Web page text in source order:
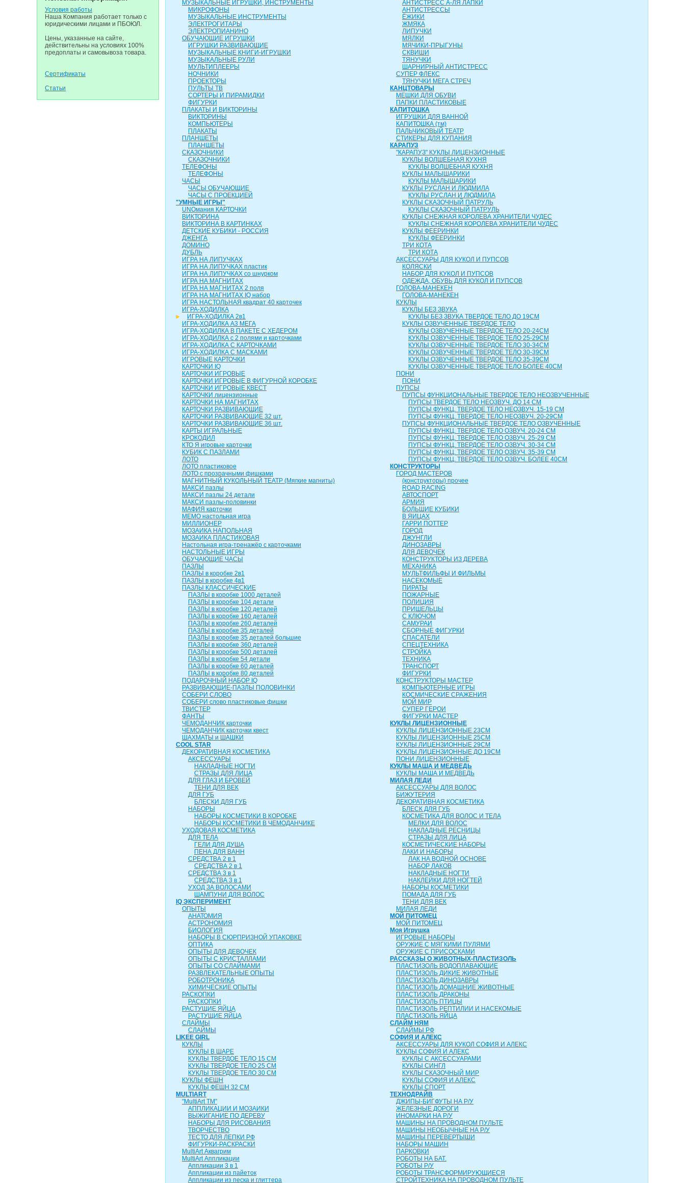
Условия работы
Наша Компания работает только с
юридическими лицами и ПБОЮЛ.
Цены, указанные на сайте,
действительны на условиях 100%
предоплаты и самовывоза товара.
Сертификаты
Статьи
МУЗЫКАЛЬНЫЕ ИГРУШКИ, ИНСТРУМЕНТЫ
МИКРОФОНЫ
МУЗЫКАЛЬНЫЕ ИНСТРУМЕНТЫ
ЭЛЕКТРОГИТАРЫ
ЭЛЕКТРОПИАНИНО
ОБУЧАЮЩИЕ ИГРУШКИ
ИГРУШКИ РАЗВИВАЮЩИЕ
МУЗЫКАЛЬНЫЕ КНИГИ-ИГРУШКИ
МУЗЫКАЛЬНЫЕ РУЛИ
МУЛЬТИПЛЕЕРЫ
НОЧНИКИ
ПРОЕКТОРЫ
ПУЛЬТЫ ТВ
СОРТЕРЫ И ПИРАМИДКИ
ФИГУРКИ
ПЛАКАТЫ И ВИКТОРИНЫ
ВИКТОРИНЫ
КОМПЬЮТЕРЫ
ПЛАКАТЫ
ПЛАНШЕТЫ
ПЛАНШЕТЫ
СКАЗОЧНИКИ
СКАЗОЧНИКИ
ТЕЛЕФОНЫ
ТЕЛЕФОНЫ
ЧАСЫ
ЧАСЫ ОБУЧАЮЩИЕ
ЧАСЫ С ПРОЕКЦИЕЙ
"УМНЫЕ ИГРЫ"
UNOмания КАРТОЧКИ
ВИКТОРИНА
ВИКТОРИНА В КАРТИНКАХ
ДЕТСКИЕ КУБИКИ - РОССИЯ
ДЖЕНГА
ДОМИНО
ДУБЛЬ
ИГРА НА ЛИПУЧКАХ
ИГРА НА ЛИПУЧКАХ пластик
ИГРА НА ЛИПУЧКАХ со шнурком
ИГРА НА МАГНИТАХ
ИГРА НА МАГНИТАХ 2 поля
ИГРА НА МАГНИТАХ IQ набор
ИГРА НАСТОЛЬНАЯ квадрат 40 карточек
ИГРА-ХОДИЛКА
ИГРА-ХОДИЛКА 2в1
ИГРА-ХОДИЛКА А3 МЕГА
ИГРА-ХОДИЛКА В ПАКЕТЕ С ХЕДЕРОМ
ИГРА-ХОДИЛКА с 2 полями и карточками
ИГРА-ХОДИЛКА С КАРТОЧКАМИ
ИГРА-ХОДИЛКА С МАСКАМИ
ИГРОВЫЕ КАРТОЧКИ
КАРТОЧКИ IQ
КАРТОЧКИ ИГРОВЫЕ
КАРТОЧКИ ИГРОВЫЕ В ФИГУРНОЙ КОРОБКЕ
КАРТОЧКИ ИГРОВЫЕ КВЕСТ
КАРТОЧКИ лицензионные
КАРТОЧКИ НА МАГНИТАХ
КАРТОЧКИ РАЗВИВАЮЩИЕ
КАРТОЧКИ РАЗВИВАЮЩИЕ 32 шт.
КАРТОЧКИ РАЗВИВАЮЩИЕ 36 шт.
КАРТЫ ИГРАЛЬНЫЕ
КРОКОДИЛ
КТО Я игровые карточки
КУБИК С ПАЗЛАМИ
ЛОТО
ЛОТО пластиковое
ЛОТО с прозрачными фишками
МАГНИТНЫЙ КУКОЛЬНЫЙ ТЕАТР (Мягкие магниты)
МАКСИ пазлы
МАКСИ пазлы 24 детали
МАКСИ пазлы-половинки
МАФИЯ карточки
МЕМО настольная игра
МИЛЛИОНЕР
МОЗАИКА НАПОЛЬНАЯ
МОЗАИКА ПЛАСТИКОВАЯ
Настольная игра-тренажёр с карточками
НАСТОЛЬНЫЕ ИГРЫ
ОБУЧАЮЩИЕ ЧАСЫ
ПАЗЛЫ
ПАЗЛЫ в коробке 2в1
ПАЗЛЫ в коробке 4в1
ПАЗЛЫ КЛАССИЧЕСКИЕ
ПАЗЛЫ в коробке 1000 деталей
ПАЗЛЫ в коробке 104 детали
ПАЗЛЫ в коробке 120 деталей
ПАЗЛЫ в коробке 160 деталей
ПАЗЛЫ в коробке 260 деталей
ПАЗЛЫ в коробке 35 деталей
ПАЗЛЫ в коробке 35 деталей большие
ПАЗЛЫ в коробке 360 деталей
ПАЗЛЫ в коробке 500 деталей
ПАЗЛЫ в коробке 54 детали
ПАЗЛЫ в коробке 60 деталей
ПАЗЛЫ в коробке 80 деталей
ПОДАРОЧНЫЙ НАБОР IQ
РАЗВИВАЮЩИЕ-ПАЗЛЫ ПОЛОВИНКИ
СОБЕРИ СЛОВО
СОБЕРИ слово пластиковые фишки
ТВИСТЕР
ФАНТЫ
ЧЕМОДАНЧИК карточки
ЧЕМОДАНЧИК карточки квест
ШАХМАТЫ и ШАШКИ
COOL STAR
ДЕКОРАТИВНАЯ КОСМЕТИКА
АКСЕССУАРЫ
НАКЛАДНЫЕ НОГТИ
СТРАЗЫ ДЛЯ ЛИЦА
ДЛЯ ГЛАЗ И БРОВЕЙ
ТЕНИ ДЛЯ ВЕК
ДЛЯ ГУБ
БЛЕСКИ ДЛЯ ГУБ
НАБОРЫ
НАБОРЫ КОСМЕТИКИ В КОРОБКЕ
НАБОРЫ КОСМЕТИКИ В ЧЕМОДАНЧИКЕ
УХОДОВАЯ КОСМЕТИКА
ДЛЯ ТЕЛА
ГЕЛИ ДЛЯ ДУША
ПЕНА ДЛЯ ВАНН
СРЕДСТВА 2 в 1
СРЕДСТВА 2 в 1
СРЕДСТВА 3 в 1
СРЕДСТВА 3 в 1
УХОД ЗА ВОЛОСАМИ
ШАМПУНИ ДЛЯ ВОЛОС
IQ ЭКСПЕРИМЕНТ
ОПЫТЫ
АНАТОМИЯ
АСТРОНОМИЯ
БИОЛОГИЯ
НАБОРЫ В СЮРПРИЗНОЙ УПАКОВКЕ
ОПТИКА
ОПЫТЫ ДЛЯ ДЕВОЧЕК
ОПЫТЫ С КРИСТАЛЛАМИ
ОПЫТЫ СО СЛАЙМАМИ
РАЗВЛЕКАТЕЛЬНЫЕ ОПЫТЫ
РОБОТРОНИКА
ХИМИЧЕСКИЕ ОПЫТЫ
РАСКОПКИ
РАСКОПКИ
РАСТУЩИЕ ЯЙЦА
РАСТУЩИЕ ЯЙЦА
СЛАЙМЫ
СЛАЙМЫ
LIKEE GIRL
КУКЛЫ
КУКЛЫ В ШАРЕ
КУКЛЫ ТВЕРДОЕ ТЕЛО 15 СМ
КУКЛЫ ТВЕРДОЕ ТЕЛО 25 СМ
КУКЛЫ ТВЕРДОЕ ТЕЛО 30 СМ
КУКЛЫ ФЕШН
КУКЛЫ ФЕШН 32 СМ
MULTIART
"MultiArt ТМ"
АППЛИКАЦИИ И МОЗАИКИ
ВЫЖИГАНИЕ ПО ДЕРЕВУ
НАБОРЫ ДЛЯ РИСОВАНИЯ
ТВОРЧЕСТВО
ТЕСТО ДЛЯ ЛЕПКИ РФ
ФИГУРКИ-РАСКРАСКИ
MultiArt Аквагрим
MultiArt Аппликации
Аппликации 3 в 1
Аппликации из пайеток
Аппликации из песка и глиттера
АНТИСТРЕСС А-ЛЯ ЛАПКИ
АНТИСТРЕССЫ
ЁЖИКИ
ЖМЯКА
ЛИПУЧКИ
МЯЛКИ
МЯЧИКИ-ПРЫГУНЫ
СКВИШИ
ТЯНУЧКИ
ШАРНИРНЫЙ АНТИСТРЕСС
СУПЕР ФЛЕКС
ТЯНУЧКИ МЕГА СТРЕЧ
КАНЦТОВАРЫ
МЕШКИ ДЛЯ ОБУВИ
ПАПКИ ПЛАСТИКОВЫЕ
КАПИТОШКА
ИГРУШКИ ДЛЯ ВАННОЙ
КАПИТОШКА (тм)
ПАЛЬЧИКОВЫЙ ТЕАТР
СТИКЕРЫ ДЛЯ КУПАНИЯ
КАРАПУЗ
"КАРАПУЗ" КУКЛЫ ЛИЦЕНЗИОННЫЕ
КУКЛЫ ВОЛШЕБНАЯ КУХНЯ
КУКЛЫ ВОЛШЕБНАЯ КУХНЯ
КУКЛЫ МАЛЫШАРИКИ
КУКЛЫ МАЛЫШАРИКИ
КУКЛЫ РУСЛАН И ЛЮДМИЛА
КУКЛЫ РУСЛАН И ЛЮДМИЛА
КУКЛЫ СКАЗОЧНЫЙ ПАТРУЛЬ
КУКЛЫ СКАЗОЧНЫЙ ПАТРУЛЬ
КУКЛЫ СНЕЖНАЯ КОРОЛЕВА ХРАНИТЕЛИ ЧУДЕС
КУКЛЫ СНЕЖНАЯ КОРОЛЕВА ХРАНИТЕЛИ ЧУДЕС
КУКЛЫ ФЕЕРИНКИ
КУКЛЫ ФЕЕРИНКИ
ТРИ КОТА
ТРИ КОТА
АКСЕССУАРЫ ДЛЯ КУКОЛ И ПУПСОВ
КОЛЯСКИ
НАБОР ДЛЯ КУКОЛ И ПУПСОВ
ОДЕЖДА, ОБУВЬ ДЛЯ КУКОЛ И ПУПСОВ
ГОЛОВА-МАНЕКЕН
ГОЛОВА-МАНЕКЕН
КУКЛЫ
КУКЛЫ БЕЗ ЗВУКА
КУКЛЫ БЕЗ ЗВУКА ТВЕРДОЕ ТЕЛО ДО 19СМ
КУКЛЫ ОЗВУЧЕННЫЕ ТВЕРДОЕ ТЕЛО
КУКЛЫ ОЗВУЧЕННЫЕ ТВЕРДОЕ ТЕЛО 20-24СМ
КУКЛЫ ОЗВУЧЕННЫЕ ТВЕРДОЕ ТЕЛО 25-29СМ
КУКЛЫ ОЗВУЧЕННЫЕ ТВЕРДОЕ ТЕЛО 30-34СМ
КУКЛЫ ОЗВУЧЕННЫЕ ТВЕРДОЕ ТЕЛО 30-39СМ
КУКЛЫ ОЗВУЧЕННЫЕ ТВЕРДОЕ ТЕЛО 35-39СМ
КУКЛЫ ОЗВУЧЕННЫЕ ТВЕРДОЕ ТЕЛО БОЛЕЕ 40СМ
ПОНИ
ПОНИ
ПУПСЫ
ПУПСЫ ФУНКЦИОНАЛЬНЫЕ ТВЕРДОЕ ТЕЛО НЕОЗВУЧЕННЫЕ
ПУПСЫ ТВЕРДОЕ ТЕЛО НЕОЗВУЧ. ДО 14 СМ
ПУПСЫ ФУНКЦ. ТВЕРДОЕ ТЕЛО НЕОЗВУЧ. 15-19 СМ
ПУПСЫ ФУНКЦ. ТВЕРДОЕ ТЕЛО НЕОЗВУЧ. 20-29СМ
ПУПСЫ ФУНКЦИОНАЛЬНЫЕ ТВЕРДОЕ ТЕЛО ОЗВУЧЕННЫЕ
ПУПСЫ ФУНКЦ. ТВЕРДОЕ ТЕЛО ОЗВУЧ. 20-24 СМ
ПУПСЫ ФУНКЦ. ТВЕРДОЕ ТЕЛО ОЗВУЧ. 25-29 СМ
ПУПСЫ ФУНКЦ. ТВЕРДОЕ ТЕЛО ОЗВУЧ. 30-34 СМ
ПУПСЫ ФУНКЦ. ТВЕРДОЕ ТЕЛО ОЗВУЧ. 35-39 СМ
ПУПСЫ ФУНКЦ. ТВЕРДОЕ ТЕЛО ОЗВУЧ. БОЛЕЕ 40СМ
КОНСТРУКТОРЫ
ГОРОД МАСТЕРОВ
(конструкторы) прочее
ROAD RACING
АВТОСПОРТ
АРМИЯ
БОЛЬШИЕ КУБИКИ
В ЯИЦАХ
ГАРРИ ПОТТЕР
ГОРОД
ДЖУНГЛИ
ДИНОЗАВРЫ
ДЛЯ ДЕВОЧЕК
КОНСТРУКТОРЫ ИЗ ДЕРЕВА
МЕХАНИКА
МУЛЬТФИЛЬФЫ И ФИЛЬМЫ
НАСЕКОМЫЕ
ПИРАТЫ
ПОЖАРНЫЕ
ПОЛИЦИЯ
ПРИШЕЛЬЦЫ
С КЛЮЧОМ
САМУРАИ
СБОРНЫЕ ФИГУРКИ
СПАСАТЕЛИ
СПЕЦТЕХНИКА
СТРОЙКА
ТЕХНИКА
ТРАНСПОРТ
ФИГУРКИ
КОНСТРУКТОРЫ МАСТЕР
КОМПЬЮТЕРНЫЕ ИГРЫ
КОСМИЧЕСКИЕ СРАЖЕНИЯ
МОЙ МИР
СУПЕР ГЕРОИ
ФИГУРКИ МАСТЕР
КУКЛЫ ЛИЦЕНЗИОННЫЕ
КУКЛЫ ЛИЦЕНЗИОННЫЕ 23СМ
КУКЛЫ ЛИЦЕНЗИОННЫЕ 25СМ
КУКЛЫ ЛИЦЕНЗИОННЫЕ 29СМ
КУКЛЫ ЛИЦЕНЗИОННЫЕ ДО 19СМ
ПОНИ ЛИЦЕНЗИОННЫЕ
КУКЛЫ МАША И МЕДВЕДЬ
КУКЛЫ МАША И МЕДВЕДЬ
МИЛАЯ ЛЕДИ
АКСЕССУАРЫ ДЛЯ ВОЛОС
БИЖУТЕРИЯ
ДЕКОРАТИВНАЯ КОСМЕТИКА
БЛЕСК ДЛЯ ГУБ
КОСМЕТИКА ДЛЯ ВОЛОС И ТЕЛА
МЕЛКИ ДЛЯ ВОЛОС
НАКЛАДНЫЕ РЕСНИЦЫ
СТРАЗЫ ДЛЯ ЛИЦА
КОСМЕТИЧЕСКИЕ НАБОРЫ
ЛАКИ И НАБОРЫ
ЛАК НА ВОДНОЙ ОСНОВЕ
НАБОР ЛАКОВ
НАКЛАДНЫЕ НОГТИ
НАКЛЕЙКИ ДЛЯ НОГТЕЙ
НАБОРЫ КОСМЕТИКИ
ПОМАДА ДЛЯ ГУБ
ТЕНИ ДЛЯ ВЕК
МИЛАЯ ЛЕДИ
МОЙ ПИТОМЕЦ
МОЙ ПИТОМЕЦ
Моя Игрушка
ИГРОВЫЕ НАБОРЫ
ОРУЖИЕ С МЯГКИМИ ПУЛЯМИ
ОРУЖИЕ С ПРИСОСКАМИ
РАССКАЗЫ О ЖИВОТНЫХ-ПЛАСТИЗОЛЬ
ПЛАСТИЗОЛЬ ВОДОПЛАВАЮЩИЕ
ПЛАСТИЗОЛЬ ДИКИЕ ЖИВОТНЫЕ
ПЛАСТИЗОЛЬ ДИНОЗАВРЫ
ПЛАСТИЗОЛЬ ДОМАШНИЕ ЖИВОТНЫЕ
ПЛАСТИЗОЛЬ ДРАКОНЫ
ПЛАСТИЗОЛЬ ПТИЦЫ
ПЛАСТИЗОЛЬ РЕПТИЛИИ И НАСЕКОМЫЕ
ПЛАСТИЗОЛЬ ЯЙЦА
СЛАЙМ НЯМ
СЛАЙМЫ РФ
СОФИЯ И АЛЕКС
АКСЕССУАРЫ ДЛЯ КУКОЛ СОФИЯ И АЛЕКС
КУКЛЫ СОФИЯ И АЛЕКС
КУКЛЫ С АКСЕССУАРАМИ
КУКЛЫ СИНГЛ
КУКЛЫ СКАЗОЧНЫЙ МИР
КУКЛЫ СОФИЯ И АЛЕКС
КУКЛЫ СПОРТ
ТЕХНОДРАЙВ
ДЖИПЫ-БИГФУТЫ НА Р/У
ЖЕЛЕЗНЫЕ ДОРОГИ
ИНОМАРКИ НА Р/У
МАШИНЫ НА ПРОВОДНОМ ПУЛЬТЕ
МАШИНЫ НЕОБЫЧНЫЕ НА Р/У
МАШИНЫ ПЕРЕВЕРТЫШИ
НАБОРЫ МАШИН
ПАРКОВКИ
РОБОТЫ НА БАТ.
РОБОТЫ Р/У
РОБОТЫ ТРАНСФОРМИРУЮЩИЕСЯ
СТРОЙТЕХНИКА НА ПРОВОДНОМ ПУЛЬТЕ